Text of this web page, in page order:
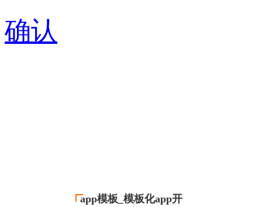
确认
app模板_模板化app开